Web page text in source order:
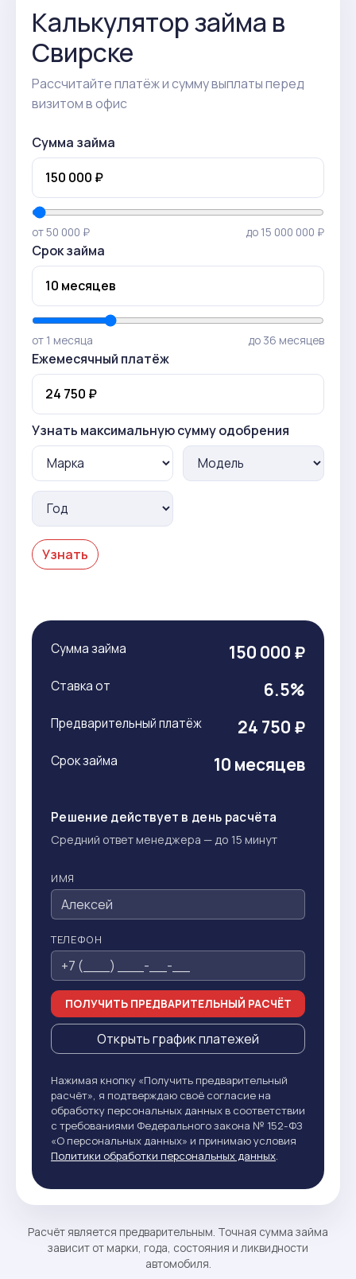
Калькулятор займа в
Свирске
Рассчитайте платёж и сумму выплаты перед
визитом в офис
Сумма займа
от 50 000 ₽ до 15 000 000 ₽
Срок займа
от 1 месяца до 36 месяцев
Ежемесячный платёж
Узнать максимальную сумму одобрения
Узнать
Сумма займа 150 000 ₽
Ставка от 6.5%
Предварительный платёж 24 750 ₽
Срок займа 10 месяцев
Решение действует в день расчёта
Средний ответ менеджера — до 15 минут
ИМЯ
ТЕЛЕФОН
ПОЛУЧИТЬ ПРЕДВАРИТЕЛЬНЫЙ РАСЧЁТ
Открыть график платежей
Нажимая кнопку «Получить предварительный
расчёт», я подтверждаю своё согласие на
обработку персональных данных в соответствии
с требованиями Федерального закона № 152-ФЗ
«О персональных данных» и принимаю условия
Политики обработки персональных данных.
Расчёт является предварительным. Точная сумма займа
зависит от марки, года, состояния и ликвидности
автомобиля.